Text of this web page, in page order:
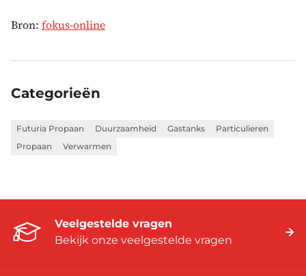
Bron: fokus-online
Categorieën
Futuria Propaan Duurzaamheid Gastanks
Particulieren
Propaan
Verwarmen
Veelgestelde vragen
Bekijk onze veelgestelde vragen